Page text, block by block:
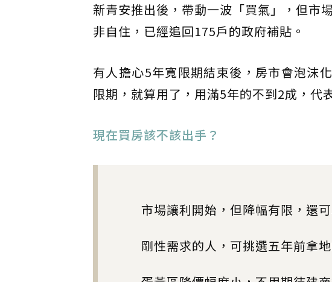
新青安推出後，帶動一波「買氣」，但市
非自住，已經追回175戶的政府補貼。
有人擔心5年寬限期結束後，房市會泡沫
限期，就算用了，用滿5年的不到2成，代
現在買房該不該出手？
市場讓利開始，但降幅有限，還
剛性需求的人，可挑選五年前拿